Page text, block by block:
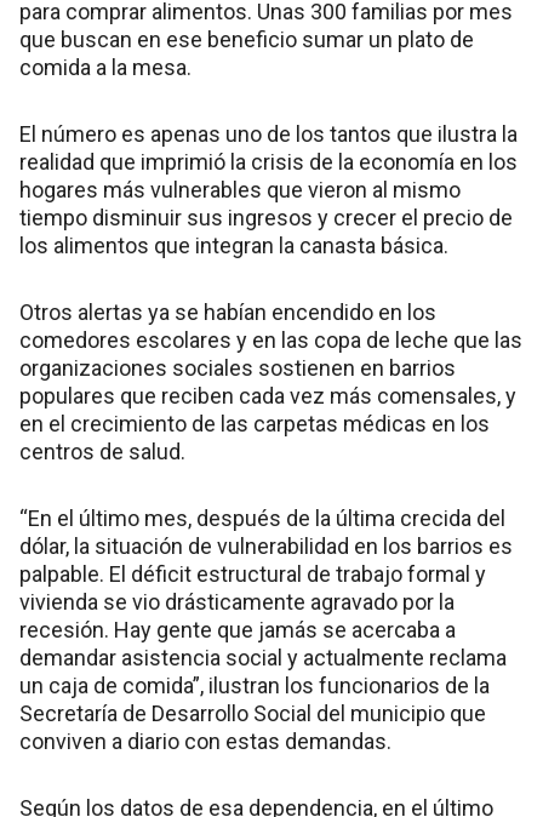
para comprar alimentos. Unas 300 familias por mes
que buscan en ese beneficio sumar un plato de
comida a la mesa.
El número es apenas uno de los tantos que ilustra la
realidad que imprimió la crisis de la economía en los
hogares más vulnerables que vieron al mismo
tiempo disminuir sus ingresos y crecer el precio de
los alimentos que integran la canasta básica.
Otros alertas ya se habían encendido en los
comedores escolares y en las copa de leche que las
organizaciones sociales sostienen en barrios
populares que reciben cada vez más comensales, y
en el crecimiento de las carpetas médicas en los
centros de salud.
“En el último mes, después de la última crecida del
dólar, la situación de vulnerabilidad en los barrios es
palpable. El déficit estructural de trabajo formal y
vivienda se vio drásticamente agravado por la
recesión. Hay gente que jamás se acercaba a
demandar asistencia social y actualmente reclama
un caja de comida”, ilustran los funcionarios de la
Secretaría de Desarrollo Social del municipio que
conviven a diario con estas demandas.
Según los datos de esa dependencia, en el último